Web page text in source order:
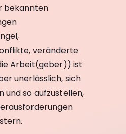
bekannten
veränderte
Arbeit(geber)) ist
unerlässlich, sich
und so aufzustellen,